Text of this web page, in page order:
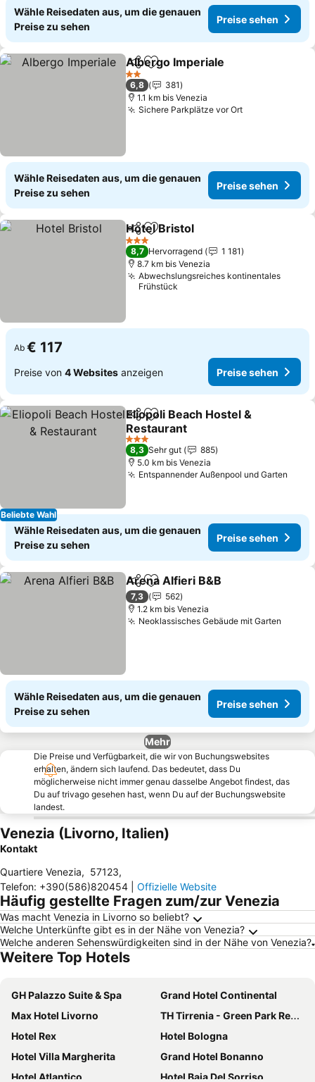
Wähle Reisedaten aus, um die genauen
Preise zu sehen
Preise sehen
TeilenZu Favoriten hinzufügen
Albergo Imperiale
2 Sterne
6,8
381
1.1 km bis Venezia
Sichere Parkplätze vor OrtPreise sehen
Wähle Reisedaten aus, um die genauen
Preise zu sehen
Preise sehen
TeilenZu Favoriten hinzufügen
Hotel Bristol
3 Sterne
8,7 Hervorragend
1 181
8.7 km bis Venezia
Abwechslungsreiches kontinentales
Frühstück
Ab € 117
Preise von 4 Websites anzeigen Preise sehen
Beliebte Wahl
TeilenZu Favoriten hinzufügen
Eliopoli Beach Hostel &
Restaurant
Preise sehen
3 Sterne
8,3 Sehr gut
885
5.0 km bis Venezia
Entspannender Außenpool und Garten
Wähle Reisedaten aus, um die genauen
Preise zu sehen
Preise sehen
TeilenZu Favoriten hinzufügen
Arena Alfieri B&B
7,3
562
1.2 km bis Venezia
Neoklassisches Gebäude mit Garten
Wähle Reisedaten aus, um die genauen
Preise zu sehen
Preise sehen
Mehr
Die Preise und Verfügbarkeit, die wir von Buchungswebsites
erhalten, ändern sich laufend. Das bedeutet, dass Du
möglicherweise nicht immer genau dasselbe Angebot findest, das
Du auf trivago gesehen hast, wenn Du auf der Buchungswebsite
landest.
Venezia (Livorno, Italien)
Kontakt
Quartiere Venezia, 57123,
Telefon: +390(586)820454 Offizielle Website
Häufig gestellte Fragen zum/zur Venezia
Was macht Venezia in Livorno so beliebt?
Welche Unterkünfte gibt es in der Nähe von Venezia?
Welche anderen Sehenswürdigkeiten sind in der Nähe von Venezia?
Weitere Top Hotels
GH Palazzo Suite & Spa
Grand Hotel Continental
Max Hotel Livorno
TH Tirrenia - Green Park Resort
Hotel Rex
Hotel Bologna
Hotel Villa Margherita
Grand Hotel Bonanno
Hotel Atlantico
Hotel Baia Del Sorriso